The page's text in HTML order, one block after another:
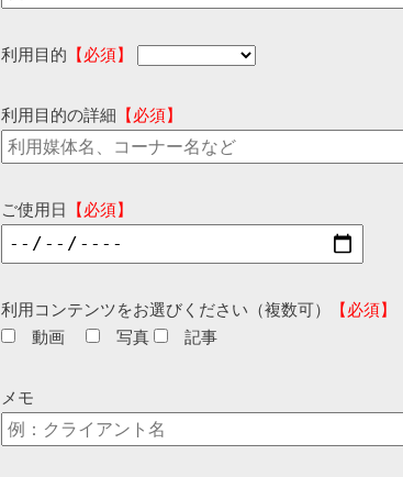
利用目的 【必須】
利用目的の詳細 【必須】
ご使用日 【必須】
利用コンテンツをお選びください（複数可）
【必須】
動画
写真 記事
メモ